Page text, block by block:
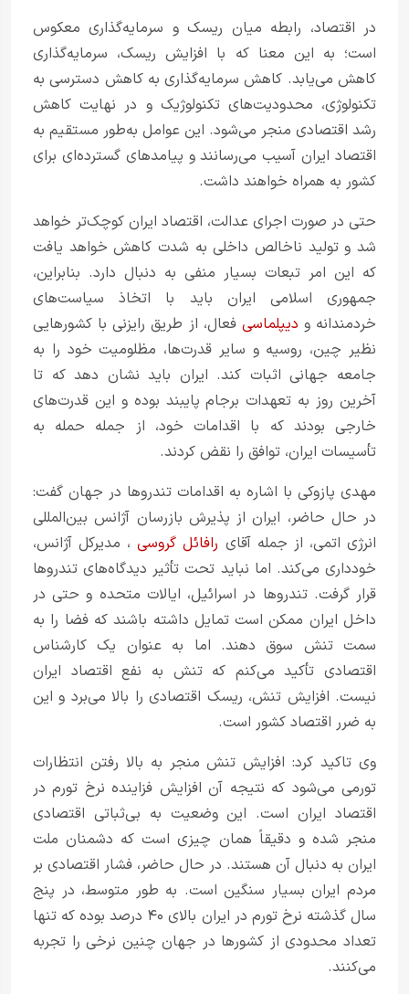
در اقتصاد، رابطه میان ریسک و سرمایه‌گذاری معکوس
است؛ به این معنا که با افزایش ریسک، سرمایه‌گذاری
کاهش می‌یابد. کاهش سرمایه‌گذاری به کاهش دسترسی به
تکنولوژی، محدودیت‌های تکنولوژیک و در نهایت کاهش
رشد اقتصادی منجر می‌شود. این عوامل به‌طور مستقیم به
اقتصاد ایران آسیب می‌رسانند و پیامدهای گسترده‌ای برای
کشور به همراه خواهند داشت.
حتی در صورت اجرای عدالت، اقتصاد ایران کوچک‌تر خواهد
شد و تولید ناخالص داخلی به شدت کاهش خواهد یافت
که این امر تبعات بسیار منفی به دنبال دارد. بنابراین،
جمهوری اسلامی ایران باید با اتخاذ سیاست‌های
خردمندانه و دیپلماسی فعال، از طریق رایزنی با کشورهایی
نظیر چین، روسیه و سایر قدرت‌ها، مظلومیت خود را به
جامعه جهانی اثبات کند. ایران باید نشان دهد که تا
آخرین روز به تعهدات برجام پایبند بوده و این قدرت‌های
خارجی بودند که با اقدامات خود، از جمله حمله به
تأسیسات ایران، توافق را نقض کردند.
مهدی پازوکی با اشاره به اقدامات تندروها در جهان گفت:
در حال حاضر، ایران از پذیرش بازرسان آژانس بین‌المللی
انرژی اتمی، از جمله آقای رافائل گروسی، مدیرکل آژانس،
خودداری می‌کند. اما نباید تحت تأثیر دیدگاه‌های تندروها
قرار گرفت. تندروها در اسرائیل، ایالات متحده و حتی در
داخل ایران ممکن است تمایل داشته باشند که فضا را به
سمت تنش سوق دهند. اما به عنوان یک کارشناس
اقتصادی تأکید می‌کنم که تنش به نفع اقتصاد ایران
نیست. افزایش تنش، ریسک اقتصادی را بالا می‌برد و این
به ضرر اقتصاد کشور است.
وی تاکید کرد: افزایش تنش منجر به بالا رفتن انتظارات
تورمی می‌شود که نتیجه آن افزایش فزاینده نرخ تورم در
اقتصاد ایران است. این وضعیت به بی‌ثباتی اقتصادی
منجر شده و دقیقاً همان چیزی است که دشمنان ملت
ایران به دنبال آن هستند. در حال حاضر، فشار اقتصادی بر
مردم ایران بسیار سنگین است. به طور متوسط، در پنج
سال گذشته نرخ تورم در ایران بالای ۴۰ درصد بوده که تنها
تعداد محدودی از کشورها در جهان چنین نرخی را تجربه
می‌کنند.